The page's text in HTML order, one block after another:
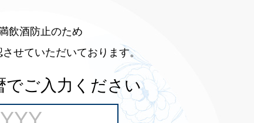
飲酒防止のため
せていただいております。
でご入力ください